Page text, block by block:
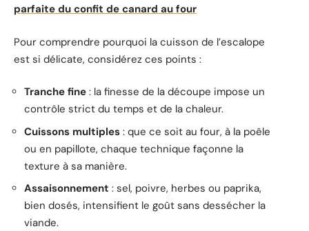
parfaite du confit de canard au four
Pour comprendre pourquoi la cuisson de l’escalope
est si délicate, considérez ces points :
Tranche fine : la finesse de la découpe impose un
contrôle strict du temps et de la chaleur.
Cuissons multiples : que ce soit au four, à la poêle
ou en papillote, chaque technique façonne la
texture à sa manière.
Assaisonnement : sel, poivre, herbes ou paprika,
bien dosés, intensifient le goût sans dessécher la
viande.